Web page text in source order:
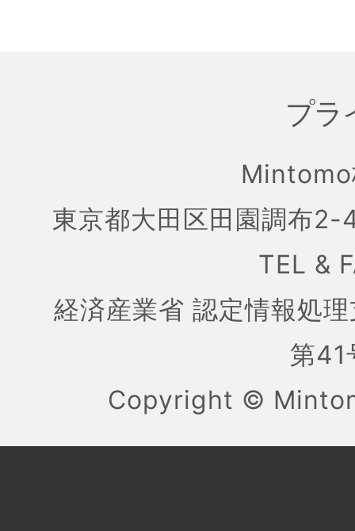
プラ
東京都大田区田園調布
TEL &
経済産業省 認定情報処
第
Copyright ©